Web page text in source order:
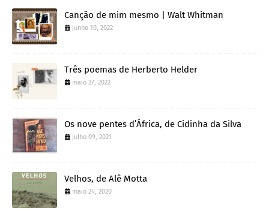
Canção de mim mesmo | Walt Whitman
junho 10, 2022
Três poemas de Herberto Helder
maio 27, 2022
Os nove pentes d’África, de Cidinha da Silva
julho 09, 2021
Velhos, de Alê Motta
maio 24, 2020